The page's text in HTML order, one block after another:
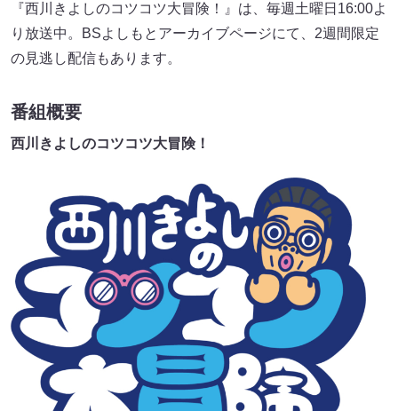
『西川きよしのコツコツ大冒険！』は、毎週土曜日16:00よ
り放送中。BSよしもとアーカイブページにて、2週間限定
の見逃し配信もあります。
番組概要
西川きよしのコツコツ大冒険！